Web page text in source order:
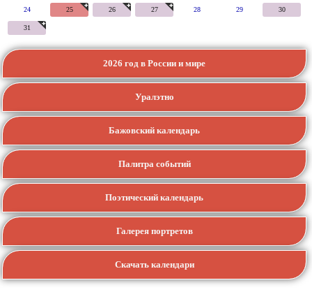
24 25 26 27 28 29 30
31
2026 год в России и мире
Уралэтно
Бажовский календарь
Палитра событий
Поэтический календарь
Галерея портретов
Скачать календари